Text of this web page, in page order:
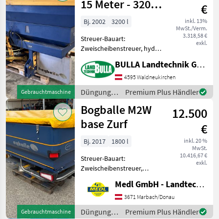
Gebrauchtmaschine
15 Meter - 3200
Liter
€
inkl. 13%
MwSt./Verm.
3.318,58 €
exkl.
Bj. 2002
3200 l
Streuer-Bauart:
Zweischeibenstreuer, hydr.
Grenzstreueinrichtung
BOQBALLE Düngerstreuer
EX T + Bj. 2002 + Inhalt 3200
Liter + Arbeitsbreite von 12
bis 1
BULLA Landtechnik GmbH
4595 Waldneukirchen
Düngung
und
Beregnung
/ Bogballe
Premium Plus Händler
Gebrauchtmaschine
Bogballe M2W
base Zurf
12.500
€
inkl. 20 %
MwSt.
10.416,67 €
exkl.
Bj. 2017
1800 l
Streuer-Bauart:
Zweischeibenstreuer,
Streumengenverstellung
Bogballe Düngerstreuer
M2W base Calibrator Zurf
Gelenkwelle Siebe
Medl GmbH - Landtechnik Großhandel
3671 Marbach/Donau
Düngung
Premium Plus Händler